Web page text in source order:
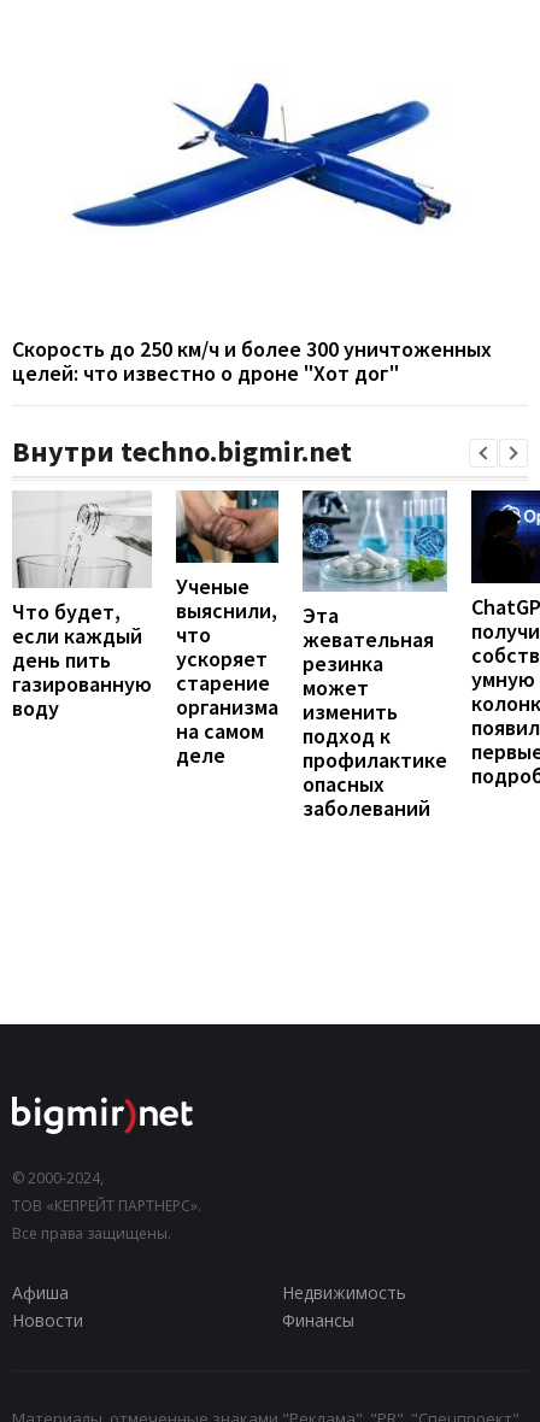
Скорость до 250 км/ч и более 300 уничтоженных
целей: что известно о дроне "Хот дог"
Внутри techno.bigmir.net
Что будет,
если каждый
день пить
газированную
воду
Ученые
выяснили,
что
ускоряет
старение
организма
на самом
деле
Эта
жевательная
резинка
может
изменить
подход к
профилактике
опасных
заболеваний
умную
© 2000-2024,
ТОВ «КЕПРЕЙТ ПАРТНЕРС».
Все права защищены.
Афиша
Недвижимость
Новости
Финансы